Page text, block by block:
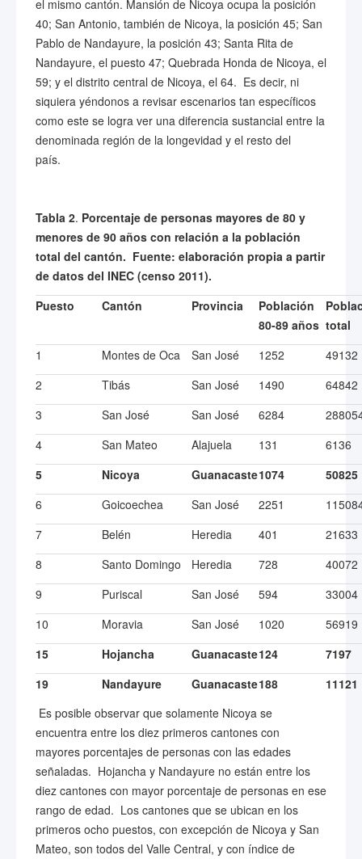
el mismo cantón. Mansión de Nicoya ocupa la posición
40; San Antonio, también de Nicoya, la posición 45; San
Pablo de Nandayure, la posición 43; Santa Rita de
Nandayure, el puesto 47; Quebrada Honda de Nicoya, el
59; y el distrito central de Nicoya, el 64. Es decir, ni
siquiera yéndonos a revisar escenarios tan específicos
como este se logra ver una diferencia sustancial entre la
denominada región de la longevidad y el resto del
país.
Tabla 2. Porcentaje de personas mayores de 80 y
menores de 90 años con relación a la población
total del cantón. Fuente: elaboración propia a partir
de datos del INEC (censo 2011).
Puesto
Cantón Provincia
Población
80-89 años total
1
Montes de Oca San José 1252
49132
2
Tibás San José 1490
64842
3
San José San José 6284
4
San Mateo Alajuela 131
6136
5
Nicoya Guanacaste1074
50825
6
Goicoechea San José 2251
7
Belén Heredia 401
21633
8
Santo Domingo Heredia 728
40072
9
Puriscal San José 594
33004
10
Moravia San José 1020
56919
15
Hojancha Guanacaste124
7197
19
Nandayure Guanacaste188
11121
Es posible observar que solamente Nicoya se
encuentra entre los diez primeros cantones con
mayores porcentajes de personas con las edades
señaladas. Hojancha y Nandayure no están entre los
diez cantones con mayor porcentaje de personas en ese
rango de edad. Los cantones que se ubican en los
primeros ocho puestos, con excepción de Nicoya y San
Mateo, son todos del Valle Central, y con índice de